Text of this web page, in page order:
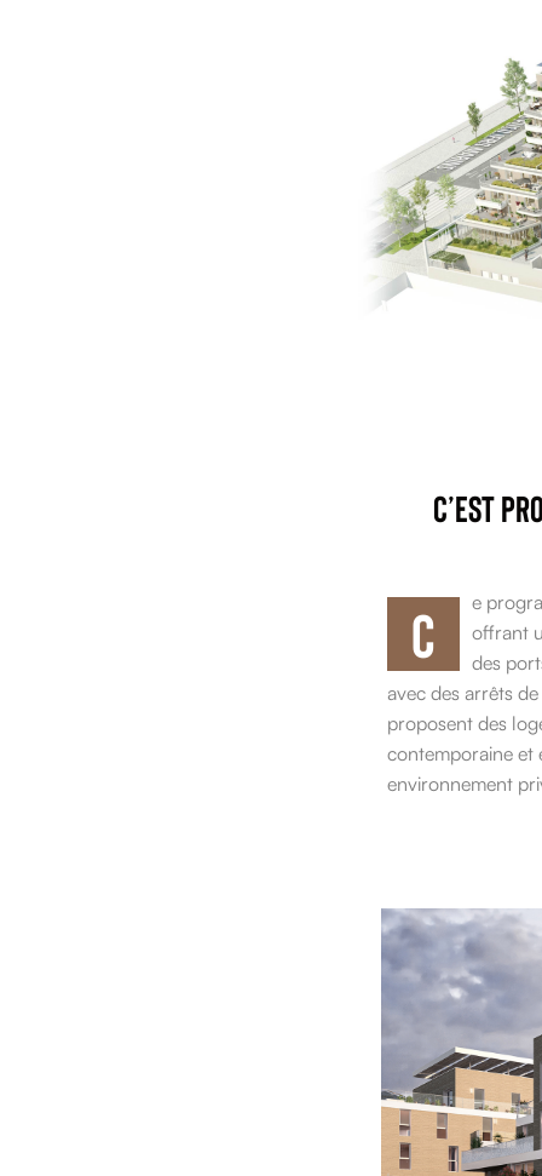
C’est
C
e
offrant
des
avec des arrêts
proposent des
contemporaine et
environnement